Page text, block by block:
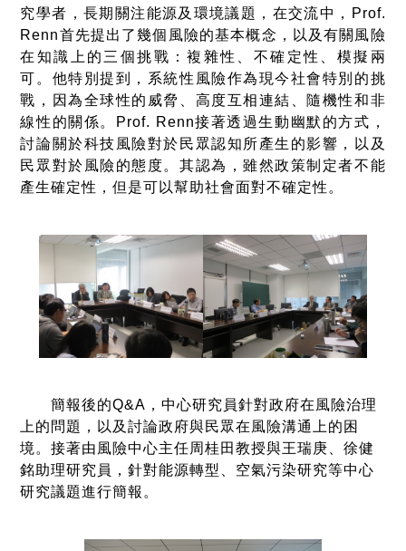
究學者，長期關注能源及環境議題，在交流中，Prof.
Renn首先提出了幾個風險的基本概念，以及有關風險
在知識上的三個挑戰：複雜性、不確定性、模擬兩
可。他特別提到，系統性風險作為現今社會特別的挑
戰，因為全球性的威脅、高度互相連結、隨機性和非
線性的關係。Prof. Renn接著透過生動幽默的方式，
討論關於科技風險對於民眾認知所產生的影響，以及
民眾對於風險的態度。其認為，雖然政策制定者不能
產生確定性，但是可以幫助社會面對不確定性。
簡報後的Q&A，中心研究員針對政府在風險治理
上的問題，以及討論政府與民眾在風險溝通上的困
境。接著由風險中心主任周桂田教授與王瑞庚、徐健
銘助理研究員，針對能源轉型、空氣污染研究等中心
研究議題進行簡報。